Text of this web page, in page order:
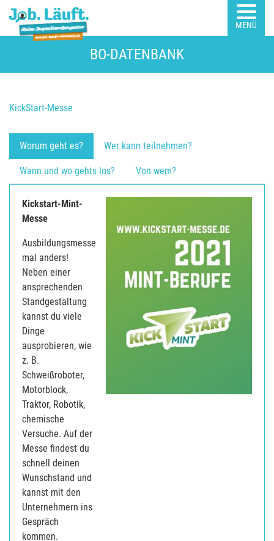
MENÜ
BO-DATENBANK
KickStart-Messe
Worum geht es? Wer kann teilnehmen?
Wann und wo gehts los? Von wem?
Kickstart-Mint-
Messe
Ausbildungsmesse
mal anders!
Neben einer
ansprechenden
Standgestaltung
kannst du viele
Dinge
ausprobieren, wie
z. B.
Schweißroboter,
Motorblock,
Traktor, Robotik,
chemische
Versuche. Auf der
Messe findest du
schnell deinen
Wunschstand und
kannst mit den
Unternehmern ins
Gespräch
kommen.